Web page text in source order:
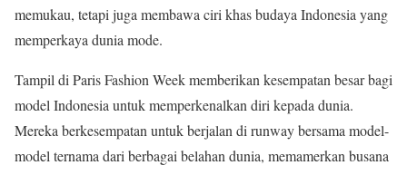
memukau, tetapi juga membawa ciri khas budaya Indonesia yang
memperkaya dunia mode.
Tampil di Paris Fashion Week memberikan kesempatan besar bagi
model Indonesia untuk memperkenalkan diri kepada dunia.
Mereka berkesempatan untuk berjalan di runway bersama model-
model ternama dari berbagai belahan dunia, memamerkan busana